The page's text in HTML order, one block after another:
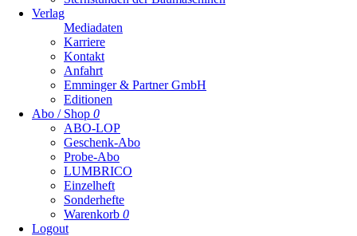
Verlag
Mediadaten
Karriere
Kontakt
Anfahrt
Emminger & Partner GmbH
Editionen
Abo / Shop 0
ABO-LOP
Geschenk-Abo
Probe-Abo
LUMBRICO
Einzelheft
Sonderhefte
Warenkorb 0
Logout